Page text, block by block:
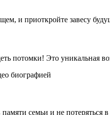
и приоткройте завесу
потомки! Это уникальная
биографией
памяти семьи и не потеряться